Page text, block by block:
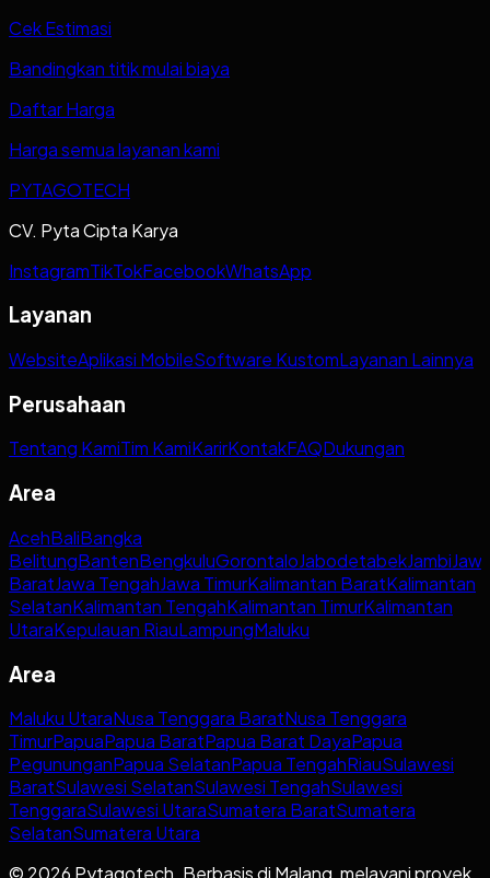
Cek Estimasi
Bandingkan titik mulai biaya
Daftar Harga
Harga semua layanan kami
PYTAGOTECH
CV. Pyta Cipta Karya
InstagramTikTokFacebookWhatsApp
Layanan
WebsiteAplikasi MobileSoftware KustomLayanan Lainnya
Perusahaan
Tentang KamiTim KamiKarirKontakFAQDukungan
Area
AcehBaliBangka
BelitungBantenBengkuluGorontaloJabodetabekJambi
BaratJawa TengahJawa TimurKalimantan BaratKalimantan
SelatanKalimantan TengahKalimantan TimurKalimantan
UtaraKepulauan RiauLampungMaluku
Area
Maluku UtaraNusa Tenggara BaratNusa Tenggara
TimurPapuaPapua BaratPapua Barat DayaPapua
PegununganPapua SelatanPapua TengahRiauSulawesi
BaratSulawesi SelatanSulawesi TengahSulawesi
TenggaraSulawesi UtaraSumatera BaratSumatera
SelatanSumatera Utara
© 2026 Pytagotech. Berbasis di Malang, melayani proyek